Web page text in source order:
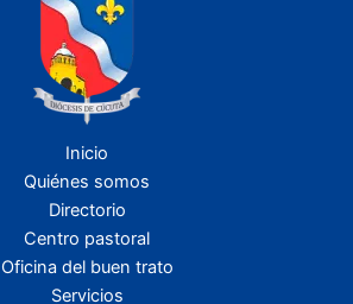
Inicio
Quiénes somos
Directorio
Centro pastoral
Oficina del buen trato
Servicios